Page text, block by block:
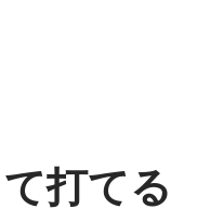
打てる